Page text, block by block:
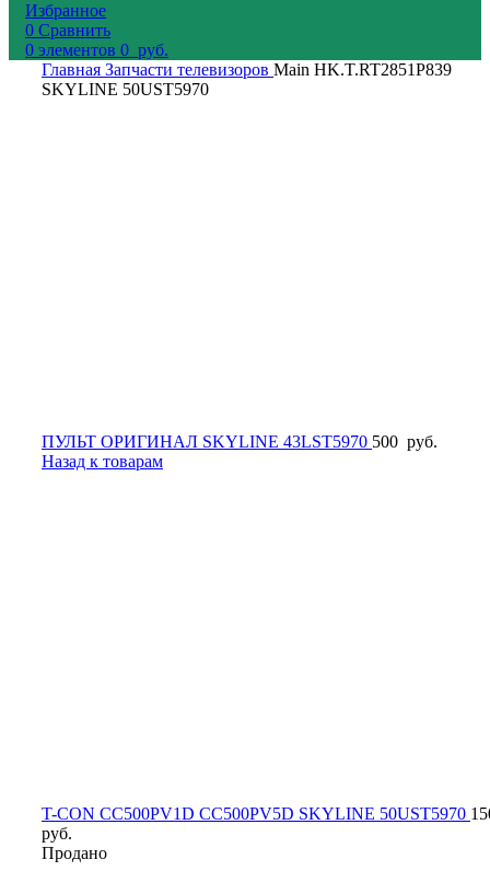
Избранное
0 Сравнить
0 элементов 0 руб.
Главная Запчасти телевизоров Main HK.T.RT2851P839
SKYLINE 50UST5970
ПУЛЬТ ОРИГИНАЛ SKYLINE 43LST5970 500 руб.
Назад к товарам
T-CON CC500PV1D CC500PV5D SKYLINE 50UST5970
руб.
Продано